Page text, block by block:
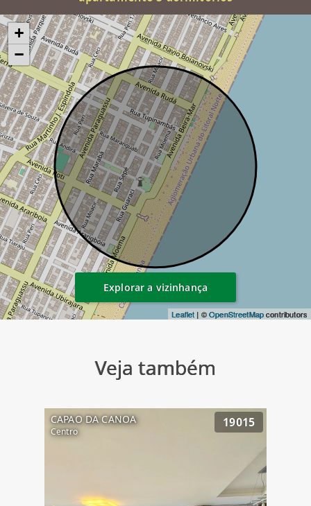
+
−
Leaflet | ©OpenStreetMapcontributors
Explorar a vizinhança
Veja também
CAPAO DA CANOA
Centro
19015